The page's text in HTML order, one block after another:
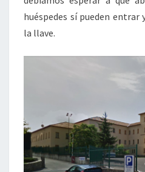
huéspedes sí pueden
la llave.